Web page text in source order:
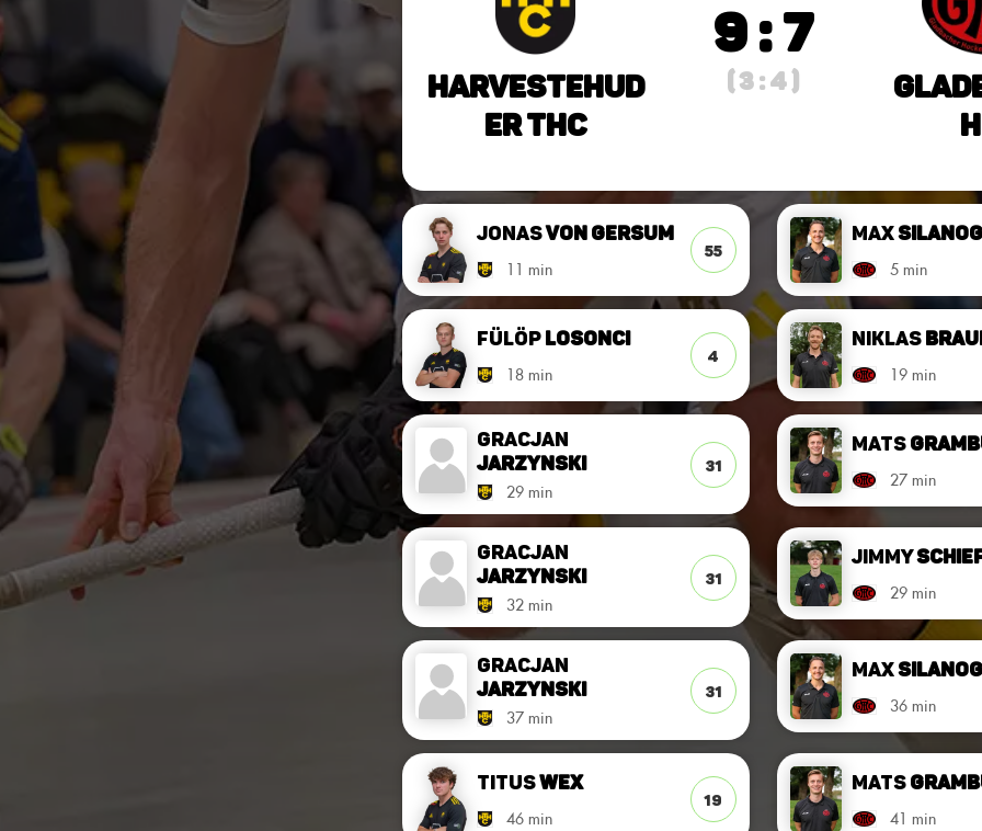
Harvestehud
er THC
9 : 7
( 3 : 4 )
Max
5 min
Jonasvon Gersum
11 min
55
FülöpLosonci
18 min
4
Niklas
19 min
Mats
27 min
Jimmy
29 min
Gracjan
Jarzynski
29 min
31
Gracjan
Jarzynski
32 min
31
Max
36 min
Gracjan
Jarzynski
37 min
31
Mats
41 min
TitusWex
46 min
19